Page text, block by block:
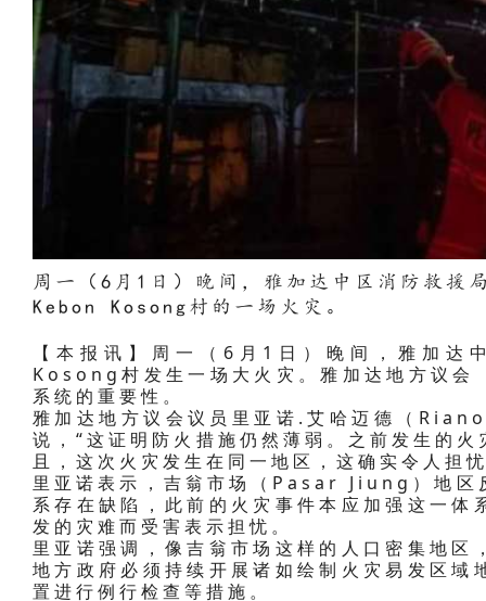
周一（6月1日）晚间，雅加达中区消防救援
Kebon Kosong村的一场火灾。
【本报讯】周一（6月1日）晚间，雅加
Kosong村发生一场大火灾。雅加达地方议会
系统的重要性。
雅加达地方议会议员里亚诺.艾哈迈德（
说，“这证明防火措施仍然薄弱。之前发生的
且，这次火灾发生在同一地区，这确实令人担
里亚诺表示，吉翁市场（Pasar Jiung）地区
系存在缺陷，此前的火灾事件本应加强这一
发的灾难而受害表示担忧。
里亚诺强调，像吉翁市场这样的人口密集地
地方政府必须持续开展诸如绘制火灾易发区
置进行例行检查等措施。